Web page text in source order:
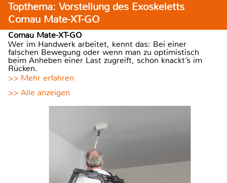
Topthema: Vorstellung des Exoskeletts
Comau Mate-XT-GO
Comau Mate-XT-GO
Wer im Handwerk arbeitet, kennt das: Bei einer
falschen Bewegung oder wenn man zu optimistisch
beim Anheben einer Last zugreift, schon knackt’s im
Rücken.
>> Mehr erfahren
>> Alle anzeigen